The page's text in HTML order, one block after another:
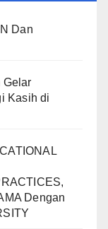
Dan
Gelar
Kasih di
Dengan